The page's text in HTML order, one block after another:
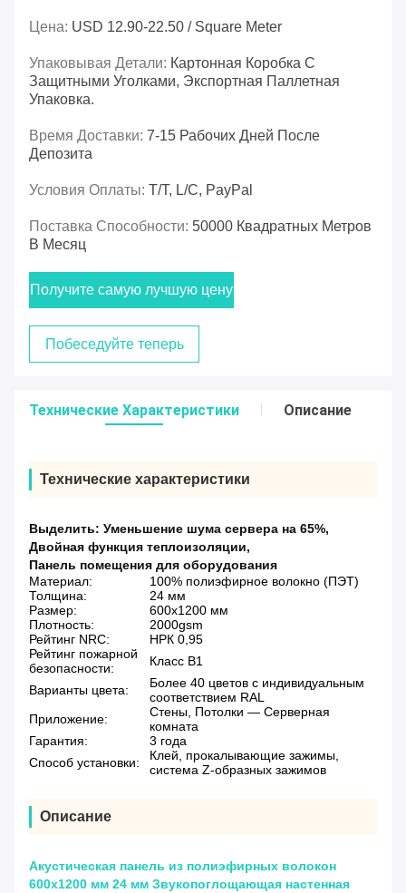
Цена: USD 12.90-22.50 / Square Meter
Упаковывая Детали: Картонная Коробка С
Защитными Уголками, Экспортная Паллетная
Упаковка.
Время Доставки: 7-15 Рабочих Дней После
Депозита
Условия Оплаты: T/T, L/C, PayPal
Поставка Способности: 50000 Квадратных Метров
В Месяц
Получите самую лучшую цену
Побеседуйте теперь
Технические Характеристики Описание
Технические характеристики
Выделить: Уменьшение шума сервера на 65%,
Двойная функция теплоизоляции,
Панель помещения для оборудования
Материал:
100% полиэфирное волокно (ПЭТ)
Толщина:
24 мм
Размер:
600х1200 мм
Плотность:
2000gsm
Рейтинг NRC:
НРК 0,95
Рейтинг пожарной
безопасности:
Класс B1
Варианты цвета:
Более 40 цветов с индивидуальным
соответствием RAL
Приложение:
Стены, Потолки — Серверная
комната
Гарантия:
3 года
Способ установки:
Клей, прокалывающие зажимы,
система Z-образных зажимов
Описание
Акустическая панель из полиэфирных волокон
600x1200 мм 24 мм Звукопоглощающая настенная